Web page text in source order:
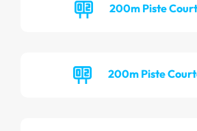
200m Piste
200m Piste